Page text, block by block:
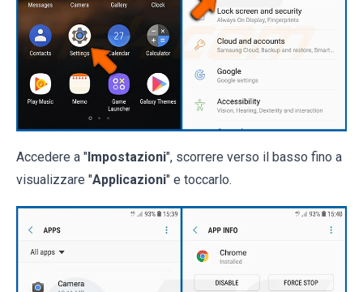
Accedere a " Impostazioni", scorrere verso il basso fino a
visualizzare "Applicazioni" e toccarlo.